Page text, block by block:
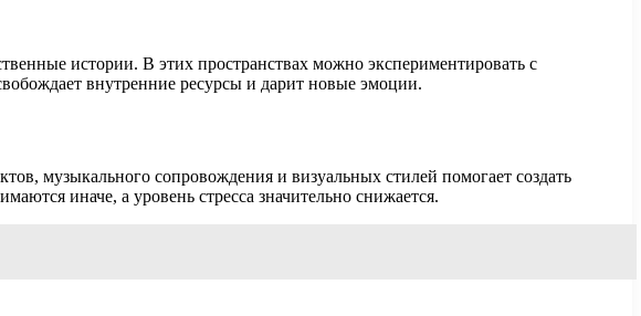
истории. В этих пространствах можно экспериментировать с
внутренние ресурсы и дарит новые эмоции.
музыкального сопровождения и визуальных стилей помогает создать
иначе, а уровень стресса значительно снижается.